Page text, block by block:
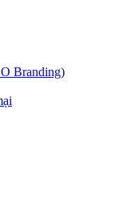
Branding)